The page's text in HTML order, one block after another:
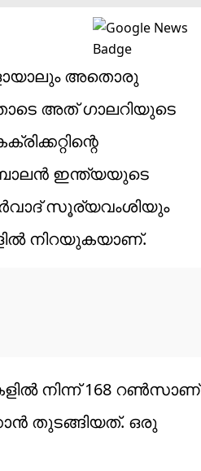
അതൊരു
അത് ഗാലറിയുടെ
ഇന്ത്യയുടെ
സൂര്യവംശിയും
നിറയുകയാണ്.
നിന്ന് 168 റൺസാണ്
തുടങ്ങിയത്. ഒരു